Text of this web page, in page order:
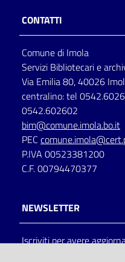
Seguici
su
CONTATTI
Comune di Imola
Servizi Bibliotecari e
Via Emilia 80, 40026
centralino: tel
0542.602602
bim@comune.imola.bo.it
PEC
P.IVA 00523381200
C.F. 00794470377
NEWSLETTER
Iscriviti per avere